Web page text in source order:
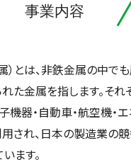
事業内容
）とは、非鉄金属の中で
た金属を指します。そ
機器・自動車・航空機・
され、日本の製造業の
ます。